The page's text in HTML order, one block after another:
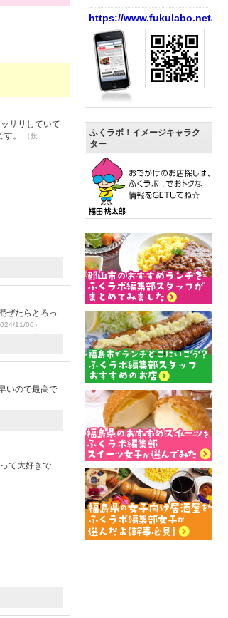
サリしていて
。
（投
ぜたらとろっ
11/06）
いので最高で
て大好きで
https://www.fukulabo.net/
ふくラボ！イメージキャラク
ター